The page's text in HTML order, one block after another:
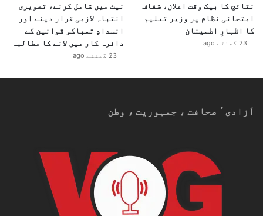
نتائج کا بیک وقت اعلان، شفاف
امتحانی نظام پر وزیر تعلیم
کا اظہارِ اطمینان
23 گھنٹے ago
نیٹ میں شامل کرنے، تصویری
انتباہ لازمی قرار دینے اور
انسدادِ تمباکو قوانین کے
دائرہ کار میں لانے کا مطالبہ
23 گھنٹے ago
آزادیٴ صحافت ، جمہوریت ، وطن